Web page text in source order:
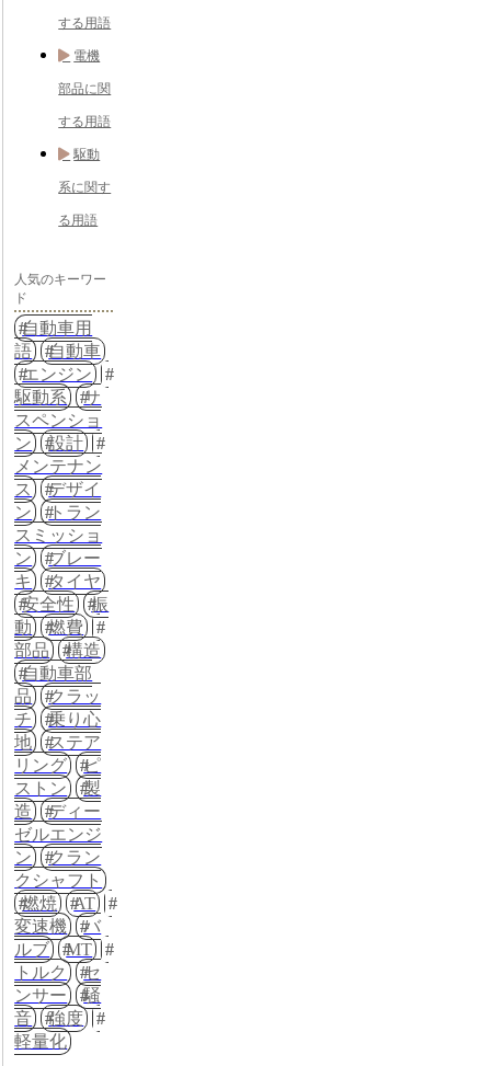
する用語
電機
部品に関
する用語
駆動
系に関す
る用語
人気のキーワー
ド
自動車用
語
自動車
エンジン
駆動系
サ
スペンショ
ン
設計
メンテナン
ス
デザイ
ン
トラン
スミッショ
ン
ブレー
キ
タイヤ
安全性
振
動
燃費
部品
構造
自動車部
品
クラッ
チ
乗り心
地
ステア
リング
ピ
ストン
製
造
ディー
ゼルエンジ
ン
クラン
クシャフト
燃焼
AT
変速機
バ
ルブ
MT
トルク
セ
ンサー
騒
音
強度
軽量化